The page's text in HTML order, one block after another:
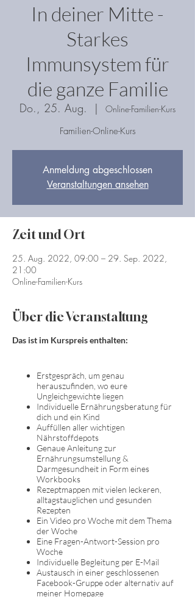
In deiner Mitte -
Starkes
Immunsystem für
die ganze Familie
Do., 25. Aug.
  |
Online-Familien-Kurs
Familien-Online-Kurs
Anmeldung abgeschlossen
Veranstaltungen ansehen
Zeit und Ort
25. Aug. 2022, 09:00 – 29. Sep. 2022,
21:00
Online-Familien-Kurs
Über die Veranstaltung
Das ist im Kurspreis enthalten:
Erstgespräch, um genau
herauszufinden, wo eure
Ungleichgewichte liegen
Individuelle Ernährungsberatung für
dich und ein Kind
Auffüllen aller wichtigen
Nährstoffdepots
Genaue Anleitung zur
Ernährungsumstellung &
Darmgesundheit in Form eines
Workbooks
Rezeptmappen mit vielen leckeren,
alltagstauglichen und gesunden
Rezepten
Ein Video pro Woche mit dem Thema
der Woche
Eine Fragen-Antwort-Session pro
Woche
Individuelle Begleitung per E-Mail
Austausch in einer geschlossenen
Facebook-Gruppe oder alternativ auf
meiner Homepage